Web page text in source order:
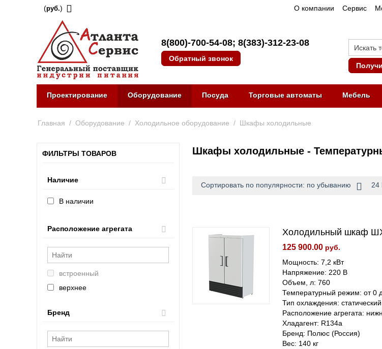
(руб.) О компании Сервис
8(800)-700-54-08; 8(383)-312-23-08
Обратный звонок
Проектирование Оборудование Посуда Торговые автоматы Мебель
Главная / Оборудование / Холодильное оборудование / Шкафы холодильные
ФИЛЬТРЫ ТОВАРОВ
Наличие
В наличии
Расположение агрегата
встроенный
верхнее
Бренд
Шкафы холодильные -
Сортировать по популярности: по убыванию 24
Холодильный шкаф
125 900.00 руб.
Мощность: 7,2 кВт
Напряжение: 220 В
Объем, л: 760
Температурный режим: от 0
Тип охлаждения: статический
Расположение агрегата:
Хладагент: R134a
Бренд: Полюс (Россия)
Вес: 140 кг